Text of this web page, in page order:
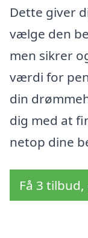
Dette giver
vælge den
men sikrer
værdi for
din
dig med at
netop dine
Få 3